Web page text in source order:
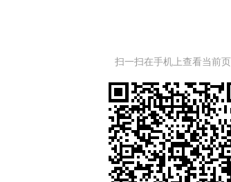
扫一扫在手机上查看当前